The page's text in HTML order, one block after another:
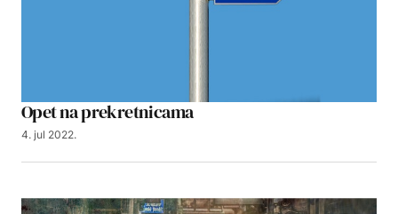
Opet na prekretnicama
4. jul 2022.